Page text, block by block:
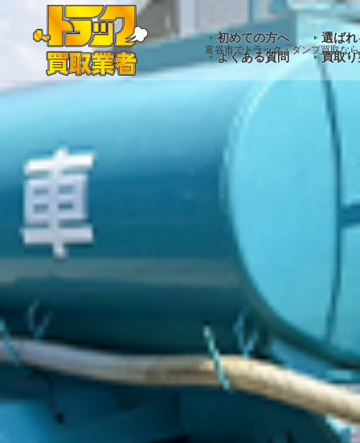
Warning : Undefined array key
富谷市でトラック・ダンプ買取な
初めての方へ
選ば
よくある質問
買取